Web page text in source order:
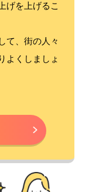
げを上げるこ
て、街の人々
よくしましょ